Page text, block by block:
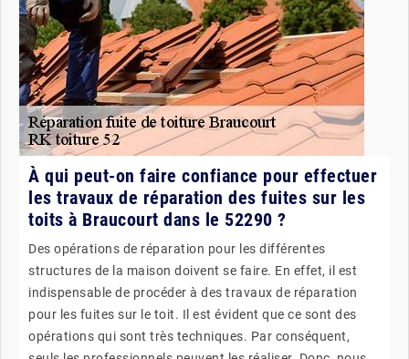
À qui peut-on faire confiance pour effectuer
les travaux de réparation des fuites sur les
toits à Braucourt dans le 52290 ?
Des opérations de réparation pour les différentes
structures de la maison doivent se faire. En effet, il est
indispensable de procéder à des travaux de réparation
pour les fuites sur le toit. Il est évident que ce sont des
opérations qui sont très techniques. Par conséquent,